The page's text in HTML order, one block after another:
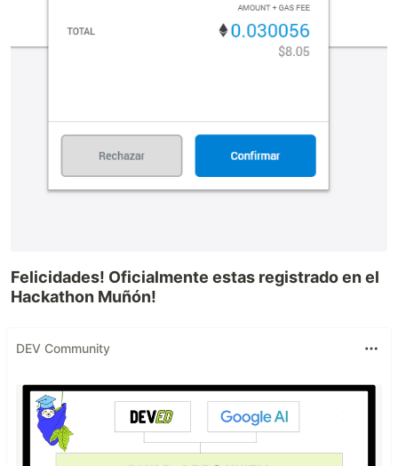
Felicidades! Oficialmente estas registrado en el
Hackathon Muñón!
DEV Community